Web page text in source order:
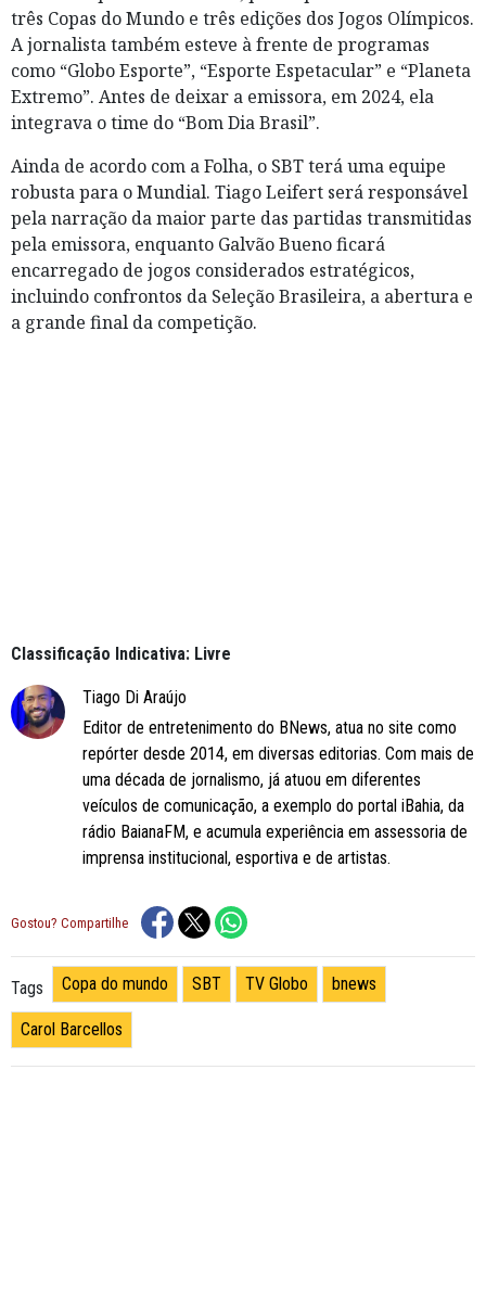
três Copas do Mundo e três edições dos Jogos Olímpicos.
A jornalista também esteve à frente de programas
como “Globo Esporte”, “Esporte Espetacular” e “Planeta
Extremo”. Antes de deixar a emissora, em 2024, ela
integrava o time do “Bom Dia Brasil”.
Ainda de acordo com a Folha, o SBT terá uma equipe
robusta para o Mundial. Tiago Leifert será responsável
pela narração da maior parte das partidas transmitidas
pela emissora, enquanto Galvão Bueno ficará
encarregado de jogos considerados estratégicos,
incluindo confrontos da Seleção Brasileira, a abertura e
a grande final da competição.
Classificação Indicativa: Livre
Tiago Di Araújo
Editor de entretenimento do BNews, atua no site como
repórter desde 2014, em diversas editorias. Com mais de
uma década de jornalismo, já atuou em diferentes
veículos de comunicação, a exemplo do portal iBahia, da
rádio BaianaFM, e acumula experiência em assessoria de
imprensa institucional, esportiva e de artistas.
Gostou? Compartilhe
Tags Copa do mundo SBT TV Globo bnews
Carol Barcellos